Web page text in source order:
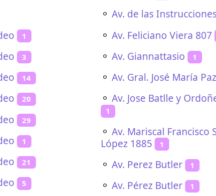
1
3
14
20
29
1
21
5
⚬ Av. de las
⚬ Av. Feliciano Viera 807
⚬ Av. Giannattasio 1
⚬ Av. Gral. José María Paz
⚬ Av. Jose Batlle y
1
⚬ Av. Mariscal Francisco
López 1885
1
⚬ Av. Perez Butler 1
⚬ Av. Pérez Butler 1